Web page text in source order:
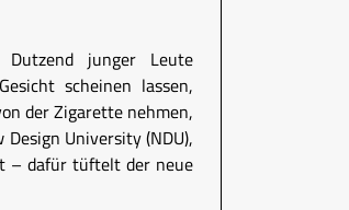
junger Leute
scheinen lassen,
der Zigarette nehmen,
University (NDU),
– dafür tüftelt der neue